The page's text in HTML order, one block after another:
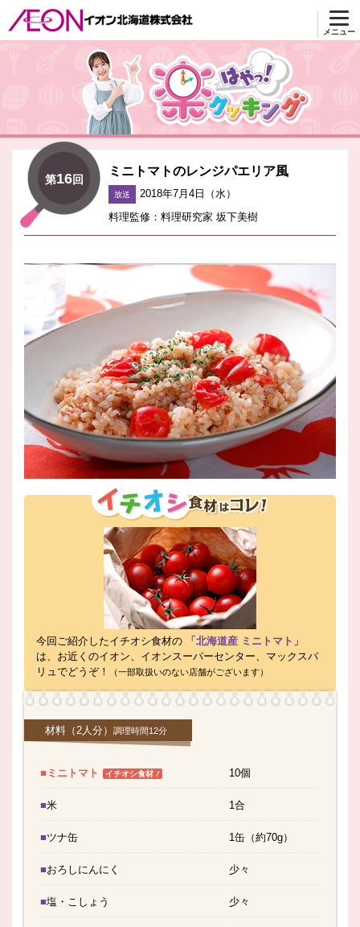
メニュー
第16回
ミニトマトのレンジパエリア風
放送
2018年7月4日（水）
料理監修：料理研究家 坂下美樹
今回ご紹介したイチオシ食材の
「北海道産 ミニトマト」
は、お近くのイオン、イオンスーパーセンター、マックスバ
リュでどうぞ！
（一部取扱いのない店舗がございます）
材料 （2人分） 調理時間12分
■ミニトマト イチオシ食材！ 10個
■米 1合
■ツナ缶 1缶（約70g）
■おろしにんにく 少々
■塩・こしょう 少々